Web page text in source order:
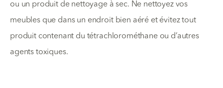
ou un produit de nettoyage à sec. Ne nettoyez vos
meubles que dans un endroit bien aéré et évitez tout
produit contenant du tétrachlorométhane ou d’autres
agents toxiques.